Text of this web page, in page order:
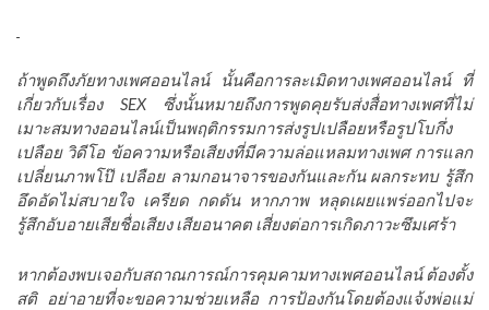
ถ้าพูดถึงภัยทางเพศออนไลน์ นั้นคือการละเมิดทางเพศออนไลน์ ที่
เกี่ยวกับเรื่อง SEX ซึ่งนั้นหมายถึงการพูดคุยรับส่งสื่อทางเพศที่ไม่
เมาะสมทางออนไลน์เป็นพฤติกรรมการส่งรูปเปลือยหรือรูปโบกึ่ง
เปลือย วิดีโอ ข้อความหรือเสียงที่มีความล่อแหลมทางเพศ การแลก
เปลี่ยนภาพโป๊ เปลือย ลามกอนาจารของกันและกัน ผลกระทบ รู้สึก
อึดอัดไม่สบายใจ เครียด กดดัน หากภาพ หลุดเผยแพร่ออกไปจะ
รู้สึกอับอายเสียชื่อเสียง เสียอนาคต เสี่ยงต่อการเกิดภาวะซึมเศร้า
หากต้องพบเจอกับสถาณการณ์การคุมคามทางเพศออนไลน์ ต้องตั้ง
สติ อย่าอายที่จะขอความช่วยเหลือ การป้องกันโดยต้องแจ้งพ่อแม่